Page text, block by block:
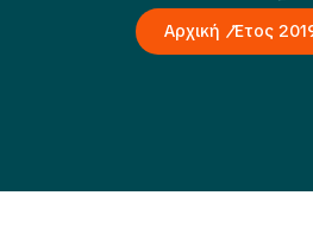
Αρχική Έτος